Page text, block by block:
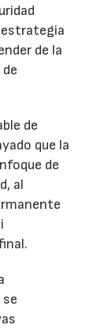
estrategia
de la
de
que la
de
al